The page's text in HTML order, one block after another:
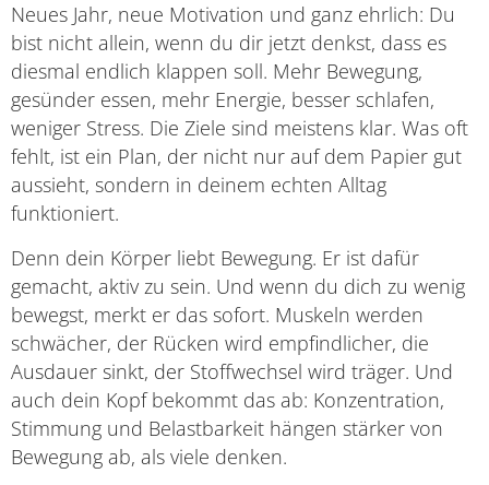
Neues Jahr, neue Motivation und ganz ehrlich: Du
bist nicht allein, wenn du dir jetzt denkst, dass es
diesmal endlich klappen soll. Mehr Bewegung,
gesünder essen, mehr Energie, besser schlafen,
weniger Stress. Die Ziele sind meistens klar. Was oft
fehlt, ist ein Plan, der nicht nur auf dem Papier gut
aussieht, sondern in deinem echten Alltag
funktioniert.
Denn dein Körper liebt Bewegung. Er ist dafür
gemacht, aktiv zu sein. Und wenn du dich zu wenig
bewegst, merkt er das sofort. Muskeln werden
schwächer, der Rücken wird empfindlicher, die
Ausdauer sinkt, der Stoffwechsel wird träger. Und
auch dein Kopf bekommt das ab: Konzentration,
Stimmung und Belastbarkeit hängen stärker von
Bewegung ab, als viele denken.